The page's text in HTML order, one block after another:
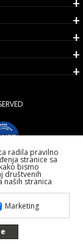
radila pravilno
stranice sa
bismo
društvenih
naših stranica
Marketing